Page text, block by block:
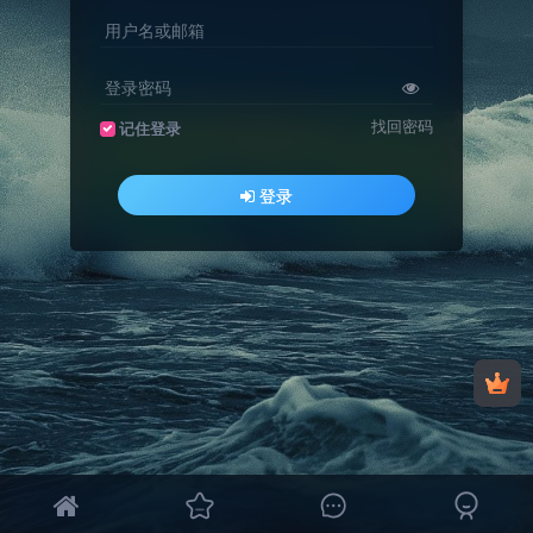
用户名或邮箱
登录密码
记住登录 找回密码
登录